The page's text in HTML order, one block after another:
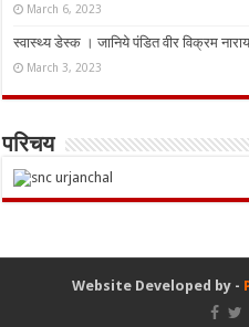
March 6, 2023
स्वास्थ्य डेस्क । जानिये पंडित वीर विक्रम
March 3, 2023
परिचय
Website Developed by -